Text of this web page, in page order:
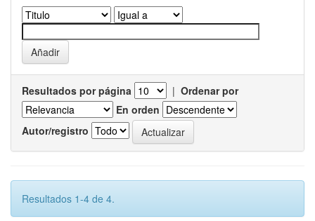
Resultados por página | Ordenar por
En orden
Autor/registro
Resultados 1-4 de 4.